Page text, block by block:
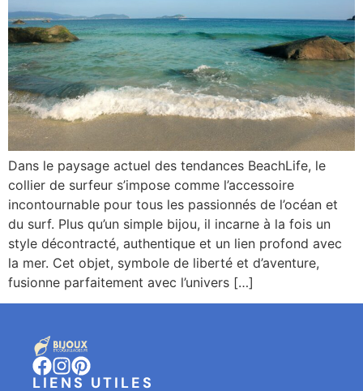
Dans le paysage actuel des tendances BeachLife, le
collier de surfeur s’impose comme l’accessoire
incontournable pour tous les passionnés de l’océan et
du surf. Plus qu’un simple bijou, il incarne à la fois un
style décontracté, authentique et un lien profond avec
la mer. Cet objet, symbole de liberté et d’aventure,
fusionne parfaitement avec l’univers […]
LIENS UTILES